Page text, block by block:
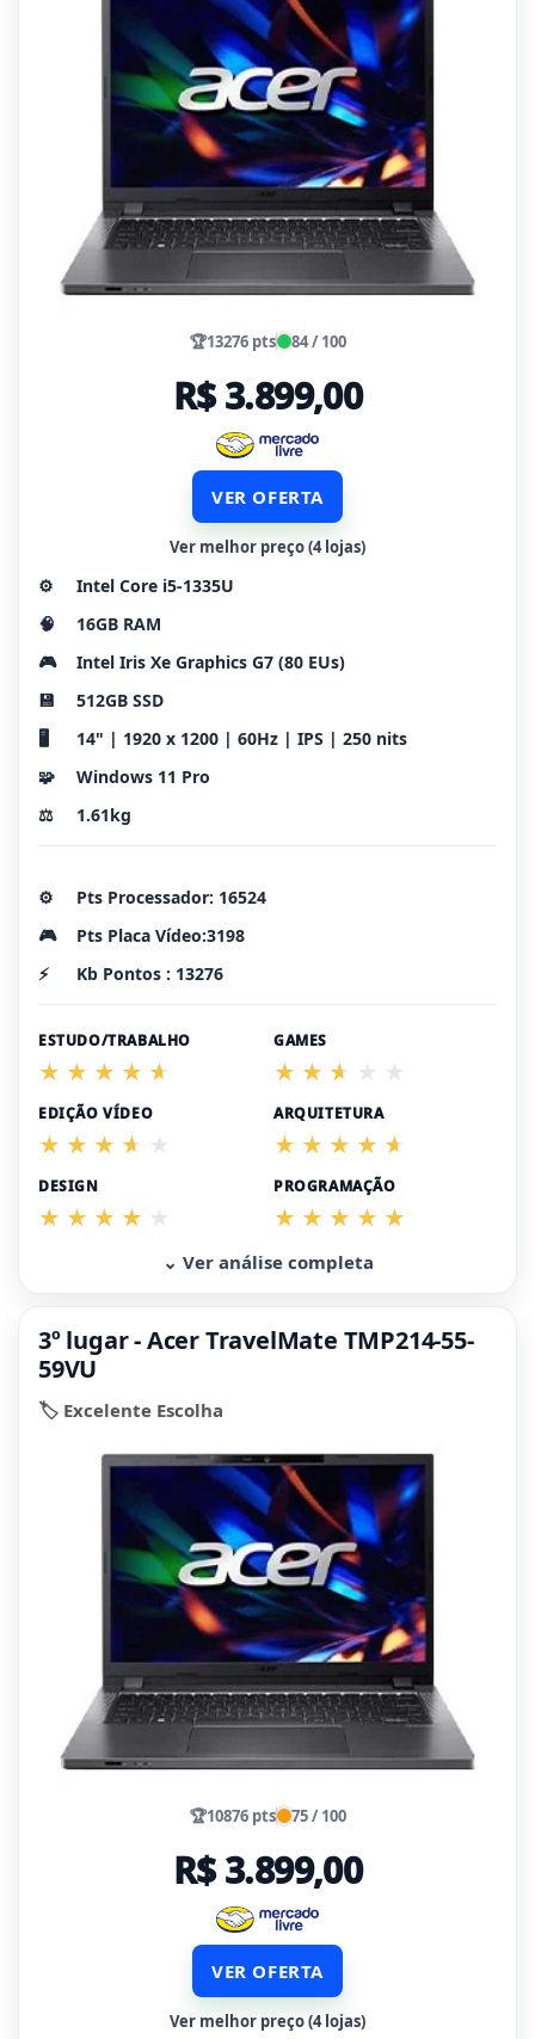
🏆13276 pts 84 / 100
R$ 3.899,00
VER OFERTA
Ver melhor preço (4 lojas)
⚙️
Intel Core i5-1335U
🧠
16GB RAM
🎮
Intel Iris Xe Graphics G7 (80 EUs)
💾
512GB SSD
🖥️
14" | 1920 x 1200 | 60Hz | IPS | 250 nits
🧩
Windows 11 Pro
⚖️
1.61kg
⚙️
Pts Processador: 16524
🎮
Pts Placa Vídeo:3198
⚡
Kb Pontos : 13276
ESTUDO/TRABALHO GAMES
EDIÇÃO VÍDEO ARQUITETURA
DESIGN PROGRAMAÇÃO
⌄ Ver análise completa
3º lugar - Acer TravelMate TMP214-55-
59VU
🏷️ Excelente Escolha
🏆10876 pts 75 / 100
R$ 3.899,00
VER OFERTA
Ver melhor preço (4 lojas)